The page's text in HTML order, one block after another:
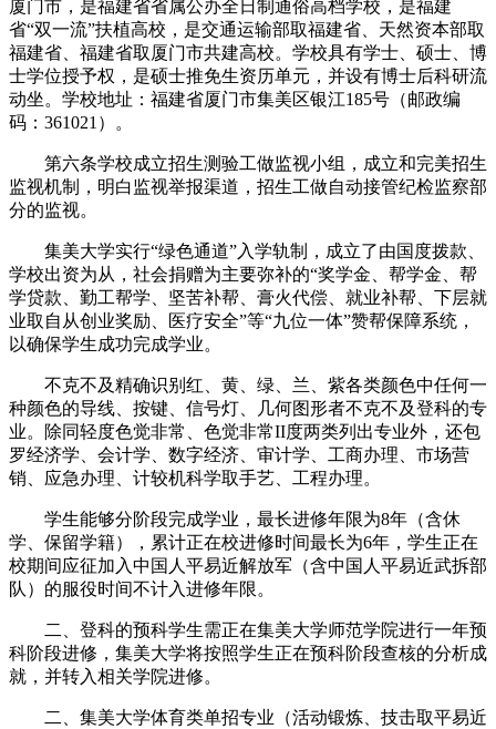
厦门市，是福建省省属公办全日制通俗高档学校，是福建
省“双一流”扶植高校，是交通运输部取福建省、天然资本部取
福建省、福建省取厦门市共建高校。学校具有学士、硕士、博
士学位授予权，是硕士推免生资历单元，并设有博士后科研流
动坐。学校地址：福建省厦门市集美区银江185号（邮政编
码：361021）。
第六条学校成立招生测验工做监视小组，成立和完美招生
监视机制，明白监视举报渠道，招生工做自动接管纪检监察部
分的监视。
集美大学实行“绿色通道”入学轨制，成立了由国度拨款、
学校出资为从，社会捐赠为主要弥补的“奖学金、帮学金、帮
学贷款、勤工帮学、坚苦补帮、膏火代偿、就业补帮、下层就
业取自从创业奖励、医疗安全”等“九位一体”赞帮保障系统，
以确保学生成功完成学业。
不克不及精确识别红、黄、绿、兰、紫各类颜色中任何一
种颜色的导线、按键、信号灯、几何图形者不克不及登科的专
业。除同轻度色觉非常、色觉非常II度两类列出专业外，还包
罗经济学、会计学、数字经济、审计学、工商办理、市场营
销、应急办理、计较机科学取手艺、工程办理。
学生能够分阶段完成学业，最长进修年限为8年（含休
学、保留学籍），累计正在校进修时间最长为6年，学生正在
校期间应征加入中国人平易近解放军（含中国人平易近武拆部
队）的服役时间不计入进修年限。
二、登科的预科学生需正在集美大学师范学院进行一年预
科阶段进修，集美大学将按照学生正在预科阶段查核的分析成
就，并转入相关学院进修。
二、集美大学体育类单招专业（活动锻炼、技击取平易近